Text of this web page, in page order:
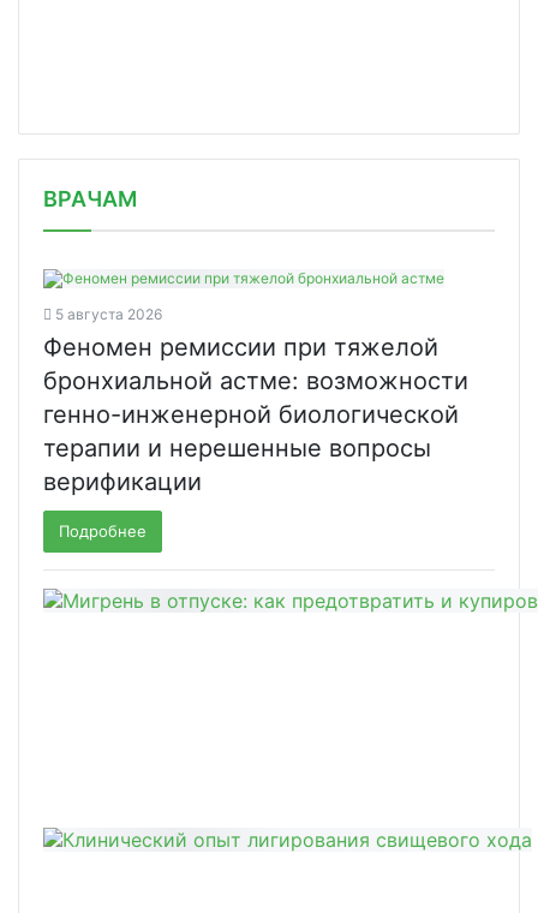
ВРАЧАМ
5 августа 2026
Феномен ремиссии при тяжелой
бронхиальной астме: возможности
генно-инженерной биологической
терапии и нерешенные вопросы
верификации
Подробнее